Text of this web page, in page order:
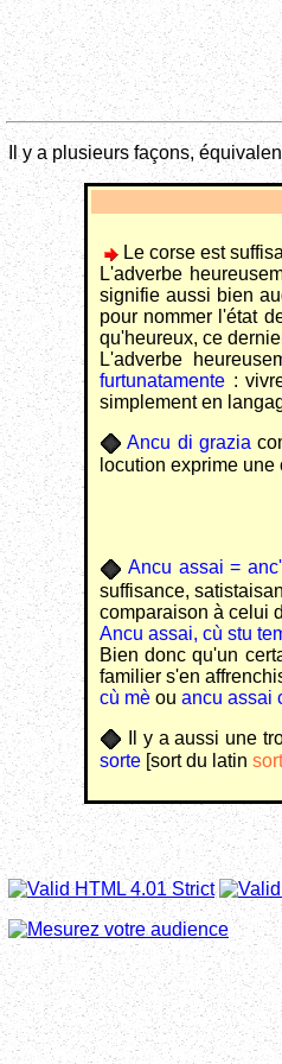
Il y a plusieurs façons,
Le corse est
L'adverbe
signifie aussi bien
pour nommer l'état
qu'heureux, ce
L'adverbe
furtunatamente :
simplement en
Ancu di grazia
locution exprime
Ancu assai =
suffisance,
comparaison à celui
Ancu assai, cù stu
Bien donc qu'un
familier s'en
cù mè ou ancu assai
Il y a aussi une
sorte [sort du latin